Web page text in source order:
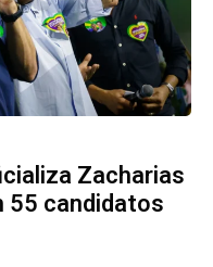
Zacharias
55 candidatos